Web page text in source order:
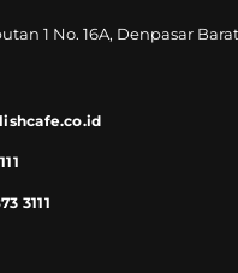
1 No. 16A, Denpasar Barat
3111